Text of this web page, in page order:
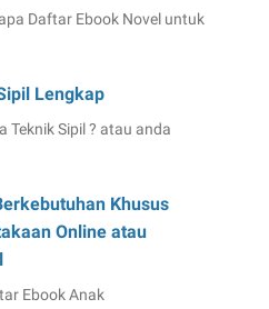
Daftar Ebook Novel untuk
Lengkap
Teknik Sipil ? atau anda
Khusus
Online atau
Ebook Anak